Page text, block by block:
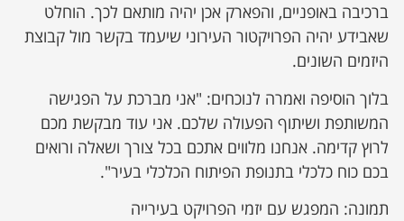
ברכיבה באופניים, והפארק אכן יהיה מותאם לכך. הוחלט
שאבידע יהיה הפרויקטור העירוני שיעמד בקשר מול קבוצת
היזמים השונים.
בלוך הוסיפה ואמרה לנוכחים: "אני מברכת על הפגישה
המשותפת ושיתוף הפעולה שלכם. אני עוד מבקשת מכם
לרוץ קדימה. אנחנו מלווים אתכם בכל צורך ושאלה ורואים
בכם כוח כלכלי בתנופת הפיתוח הכלכלי בעיר".
תמונה: המפגש עם יזמי הפרויקט בעירייה